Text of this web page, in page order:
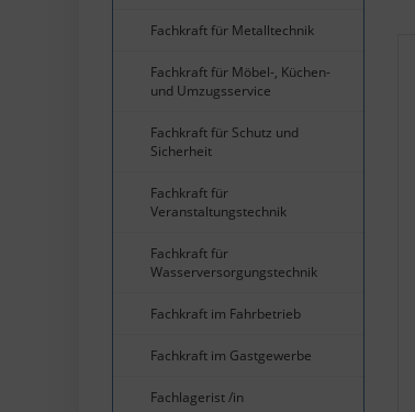
Fachkraft für Metalltechnik
Fachkraft für Möbel-, Küchen-
und Umzugsservice
Fachkraft für Schutz und
Sicherheit
Fachkraft für
Veranstaltungstechnik
Fachkraft für
Wasserversorgungstechnik
Fachkraft im Fahrbetrieb
Fachkraft im Gastgewerbe
Fachlagerist /in